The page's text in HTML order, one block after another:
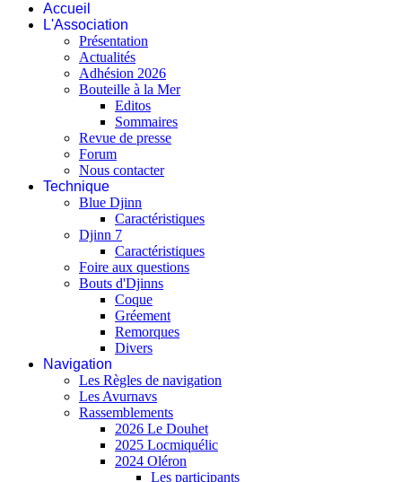
Accueil
L'Association
Présentation
Actualités
Adhésion 2026
Bouteille à la Mer
Editos
Sommaires
Revue de presse
Forum
Nous contacter
Technique
Blue Djinn
Caractéristiques
Djinn 7
Caractéristiques
Foire aux questions
Bouts d'Djinns
Coque
Gréement
Remorques
Divers
Navigation
Les Règles de navigation
Les Avurnavs
Rassemblements
2026 Le Douhet
2025 Locmiquélic
2024 Oléron
Les participants